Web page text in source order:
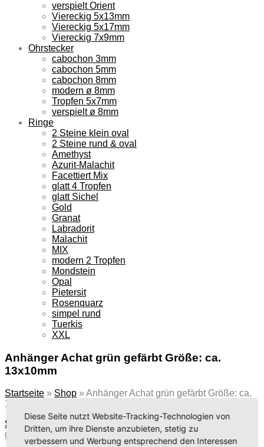
verspielt Orient
Viereckig 5x13mm
Viereckig 5x17mm
Viereckig 7x9mm
Ohrstecker
cabochon 3mm
cabochon 5mm
cabochon 8mm
modern ø 8mm
Tropfen 5x7mm
verspielt ø 8mm
Ringe
2 Steine klein oval
2 Steine rund & oval
Amethyst
Azurit-Malachit
Facettiert Mix
glatt 4 Tropfen
glatt Sichel
Gold
Granat
Labradorit
Malachit
MIX
modern 2 Tropfen
Mondstein
Opal
Pietersit
Rosenquarz
simpel rund
Tuerkis
XXL
Anhänger Achat grün gefärbt Größe: ca.
13x10mm
Startseite » Shop »Anhänger Achat grün gefärbt Größe: ca.
13x10mm
Startseite
Anhänger/ Oval 10x14mm
Anhänger Achat grün
gefärbt Größe: ca. 13x10mm
Diese Seite nutzt Website-Tracking-Technologien von
Dritten, um ihre Dienste anzubieten, stetig zu
verbessern und Werbung entsprechend den Interessen